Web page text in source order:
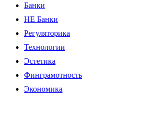
Банки
НЕ Банки
Регуляторика
Технологии
Эстетика
Финграмотность
Экономика